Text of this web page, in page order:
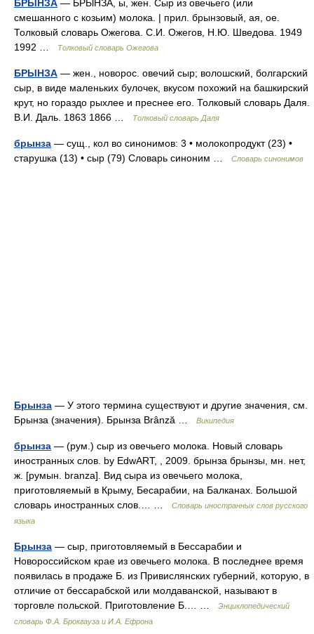
БРЫНЗА — БРЫНЗА, ы, жен. Сыр из овечьего (или
смешанного с козьим) молока. | прил. брынзовый, ая, ое.
Толковый словарь Ожегова. С.И. Ожегов, Н.Ю. Шведова. 1949
1992 …
Толковый словарь Ожегова
БРЫНЗА — жен., новорос. овечий сыр; волошский, болгарский
сыр, в виде маленьких булочек, вкусом похожий на башкирский
крут, но гораздо рыхлее и преснее его. Толковый словарь Даля.
В.И. Даль. 1863 1866 …
Толковый словарь Даля
брынза — сущ., кол во синонимов: 3 • молокопродукт (23) •
старушка (13) • сыр (79) Словарь синоним …
Словарь синонимов
Брынза — У этого термина существуют и другие значения, см.
Брынза (значения). Брынза Brânză …
Википедия
брынза — (рум.) сыр из овечьего молока. Новый словарь
иностранных слов. by EdwART, , 2009. брынза брынзы, мн. нет,
ж. [румын. branza]. Вид сыра из овечьего молока,
приготовляемый в Крыму, Бесарабии, на Балканах. Большой
словарь иностранных слов.… …
Словарь иностранных слов русского
языка
Брынза — сыр, приготовляемый в Бессарабии и
Новороссийском крае из овечьего молока. В последнее время
появилась в продаже Б. из Привислянских губерний, которую, в
отличие от бессарабской или молдаванской, называют в
торговле польской. Приготовление Б.… …
Энциклопедический
словарь Ф.А. Брокгауза и И.А. Ефрона